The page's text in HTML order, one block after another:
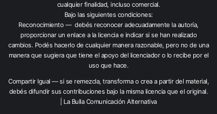
cualquier finalidad, incluso comercial.
Bajo las siguientes condiciones:
Reconocimiento — debés reconocer adecuadamente la autoría,
proporcionar un enlace a la licencia e indicar si se han realizado
cambios. Podés hacerlo de cualquier manera razonable, pero no de una
manera que sugiera que tiene el apoyo del licenciador o lo recibe por el
uso que hace.
Compartir Igual — si se remezcla, transforma o crea a partir del material,
debés difundir sus contribuciones bajo la misma licencia que el original.
| La Bulla Comunicación Alternativa